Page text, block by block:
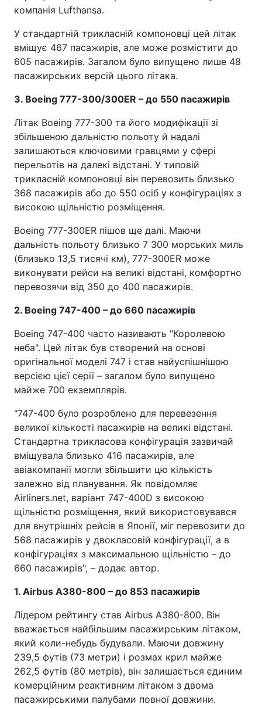
компанія Lufthansa.
У стандартній трикласній компоновці цей літак
вміщує 467 пасажирів, але може розмістити до
605 пасажирів. Загалом було випущено лише 48
пасажирських версій цього літака.
3. Boeing 777-300/300ER – до 550 пасажирів
Літак Boeing 777-300 та його модифікації зі
збільшеною дальністю польоту й надалі
залишаються ключовими гравцями у сфері
перельотів на далекі відстані. У типовій
трикласній компоновці він перевозить близько
368 пасажирів або до 550 осіб у конфігураціях з
високою щільністю розміщення.
Boeing 777-300ER пішов ще далі. Маючи
дальність польоту близько 7 300 морських миль
(близько 13,5 тисячі км), 777-300ER може
виконувати рейси на великі відстані, комфортно
перевозячи від 350 до 400 пасажирів.
2. Boeing 747-400 – до 660 пасажирів
Boeing 747-400 часто називають "Королевою
неба". Цей літак був створений на основі
оригінальної моделі 747 і став найуспішнішою
версією цієї серії – загалом було випущено
майже 700 екземплярів.
"747-400 було розроблено для перевезення
великої кількості пасажирів на великі відстані.
Стандартна трикласова конфігурація зазвичай
вміщувала близько 416 пасажирів, але
авіакомпанії могли збільшити цю кількість
залежно від планування. Як повідомляє
Airliners.net, варіант 747-400D з високою
щільністю розміщення, який використовувався
для внутрішніх рейсів в Японії, міг перевозити до
568 пасажирів у двокласовій конфігурації, а в
конфігураціях з максимальною щільністю – до
660 пасажирів", – додає автор.
1. Airbus A380-800 – до 853 пасажирів
Лідером рейтингу став Airbus A380-800. Він
вважається найбільшим пасажирським літаком,
який коли-небудь будували. Маючи довжину
239,5 футів (73 метри) і розмах крил майже
262,5 футів (80 метрів), він залишається єдиним
комерційним реактивним літаком з двома
пасажирськими палубами повної довжини.